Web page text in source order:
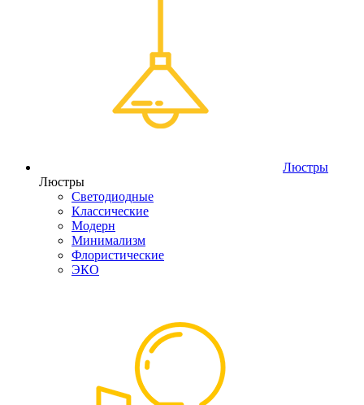
Люстры
Люстры
Светодиодные
Классические
Модерн
Минимализм
Флористические
ЭКО